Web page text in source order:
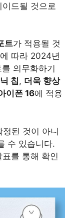
드될 것으로
트가 적용될 것
따라 2024년
의무화하기
칩, 더욱 향상
이폰 16에 적용
된 것이 아니
수 있습니다.
를 통해 확인